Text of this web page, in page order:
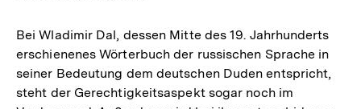
Bei Wladimir Dal, dessen Mitte des 19. Jahrhunderts
erschienenes Wörterbuch der russischen Sprache in
seiner Bedeutung dem deutschen Duden entspricht,
steht der Gerechtigkeitsaspekt sogar noch im